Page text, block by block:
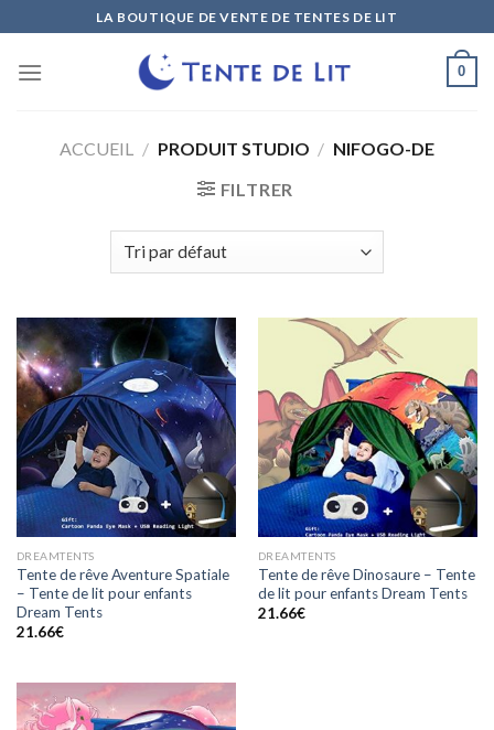
to
content
LA BOUTIQUE DE VENTE DE TENTES DE LIT
0
ACCUEIL / PRODUIT STUDIO / NIFOGO-DE
FILTRER
DREAMTENTS
Tente de rêve Aventure Spatiale
– Tente de lit pour enfants
Dream Tents
21.66€
DREAMTENTS
Tente de rêve Dinosaure – Tente
de lit pour enfants Dream Tents
21.66€